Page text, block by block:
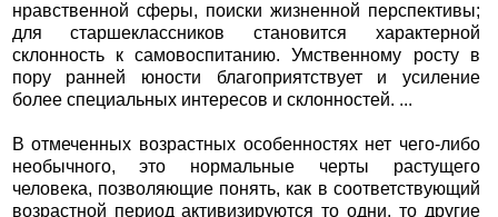
нравственной сферы, поиски жизненной перспективы;
для старшеклассников становится характерной
склонность к самовоспитанию. Умственному росту в
пору ранней юности благоприятствует и усиление
более специальных интересов и склонностей. ...
В отмеченных возрастных особенностях нет чего-либо
необычного, это нормальные черты растущего
человека, позволяющие понять, как в соответствующий
возрастной период активизируются то одни, то другие